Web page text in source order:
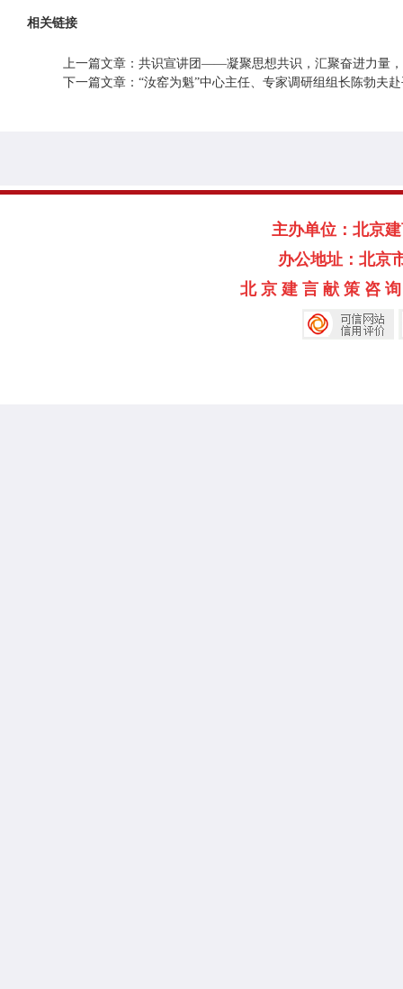
相关链接
上一篇文章： 共识宣讲团——凝聚思想共识，汇聚奋进力量
下一篇文章： “汝窑为魁”中心主任、专家调研组组长陈勃夫
主办单位：北京
办公地址：北京
北 京 建 言 献 策 咨